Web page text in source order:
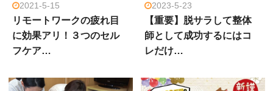
2021-5-15
リモートワークの疲れ目
に効果アリ！３つのセル
フケア…
2023-5-23
【重要】脱サラして整体
師として成功するにはコ
レだけ…